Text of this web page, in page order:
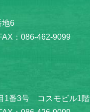
地6
：086-462-9099
1番3号 コスモビル1階